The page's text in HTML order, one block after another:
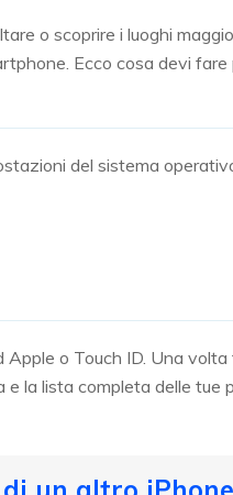
o scoprire i luoghi
Ecco cosa devi fare
del sistema
o Touch ID. Una
la lista completa delle tue